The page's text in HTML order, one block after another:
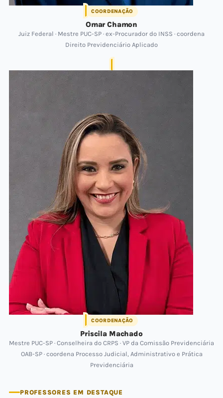
COORDENAÇÃO
Omar Chamon
Juiz Federal · Mestre PUC-SP · ex-Procurador do INSS · coordena
Direito Previdenciário Aplicado
COORDENAÇÃO
Priscila Machado
Mestre PUC-SP · Conselheira do CRPS · VP da Comissão Previdenciária
OAB-SP · coordena Processo Judicial, Administrativo e Prática
Previdenciária
PROFESSORES EM DESTAQUE